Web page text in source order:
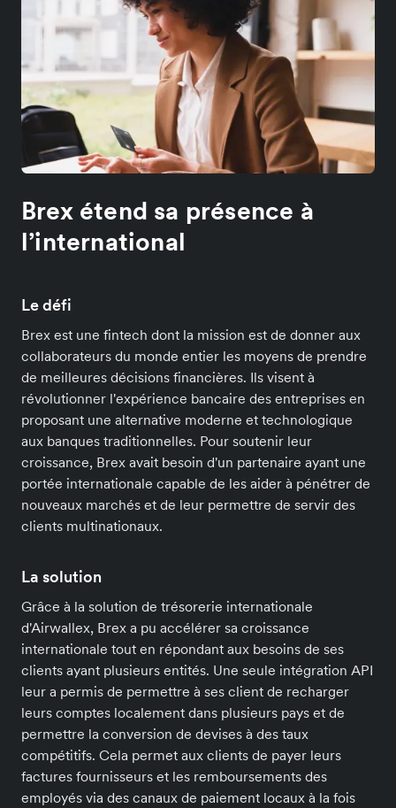
Brex étend sa présence à
l’international
Le défi
Brex est une fintech dont la mission est de donner aux
collaborateurs du monde entier les moyens de prendre
de meilleures décisions financières. Ils visent à
révolutionner l'expérience bancaire des entreprises en
proposant une alternative moderne et technologique
aux banques traditionnelles. Pour soutenir leur
croissance, Brex avait besoin d'un partenaire ayant une
portée internationale capable de les aider à pénétrer de
nouveaux marchés et de leur permettre de servir des
clients multinationaux.
La solution
Grâce à la solution de trésorerie internationale
d'Airwallex, Brex a pu accélérer sa croissance
internationale tout en répondant aux besoins de ses
clients ayant plusieurs entités. Une seule intégration API
leur a permis de permettre à ses client de recharger
leurs comptes localement dans plusieurs pays et de
permettre la conversion de devises à des taux
compétitifs. Cela permet aux clients de payer leurs
factures fournisseurs et les remboursements des
employés via des canaux de paiement locaux à la fois